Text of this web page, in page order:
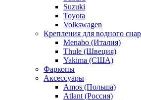
Suzuki
Toyota
Volkswagen
Крепления для водного
Menabo (Италия)
Thule (Швеция)
Yakima (США)
Фаркопы
Аксессуары
Amos (Польша)
Atlant (Россия)